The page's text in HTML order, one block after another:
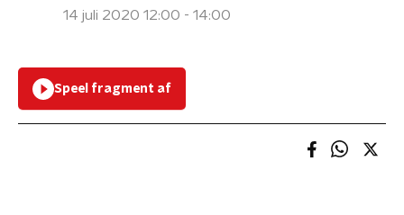
14 juli 2020 12:00 - 14:00
Speel fragment af